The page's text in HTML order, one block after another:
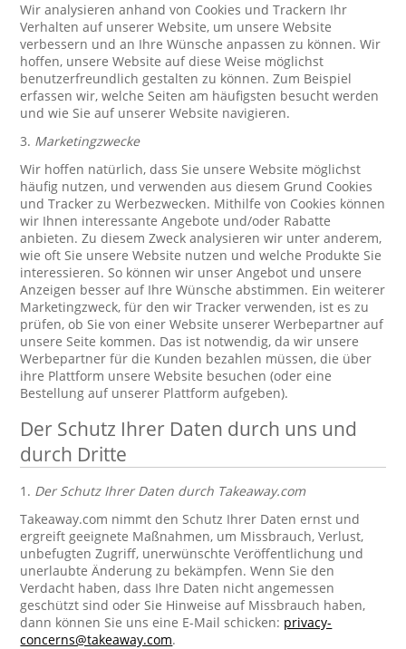
Wir analysieren anhand von Cookies und Trackern Ihr
Verhalten auf unserer Website, um unsere Website
verbessern und an Ihre Wünsche anpassen zu können. Wir
hoffen, unsere Website auf diese Weise möglichst
benutzerfreundlich gestalten zu können. Zum Beispiel
erfassen wir, welche Seiten am häufigsten besucht werden
und wie Sie auf unserer Website navigieren.
3. Marketingzwecke
Wir hoffen natürlich, dass Sie unsere Website möglichst
häufig nutzen, und verwenden aus diesem Grund Cookies
und Tracker zu Werbezwecken. Mithilfe von Cookies können
wir Ihnen interessante Angebote und/oder Rabatte
anbieten. Zu diesem Zweck analysieren wir unter anderem,
wie oft Sie unsere Website nutzen und welche Produkte Sie
interessieren. So können wir unser Angebot und unsere
Anzeigen besser auf Ihre Wünsche abstimmen. Ein weiterer
Marketingzweck, für den wir Tracker verwenden, ist es zu
prüfen, ob Sie von einer Website unserer Werbepartner auf
unsere Seite kommen. Das ist notwendig, da wir unsere
Werbepartner für die Kunden bezahlen müssen, die über
ihre Plattform unsere Website besuchen (oder eine
Bestellung auf unserer Plattform aufgeben).
Der Schutz Ihrer Daten durch uns und
durch Dritte
1. Der Schutz Ihrer Daten durch Takeaway.com
Takeaway.com nimmt den Schutz Ihrer Daten ernst und
ergreift geeignete Maßnahmen, um Missbrauch, Verlust,
unbefugten Zugriff, unerwünschte Veröffentlichung und
unerlaubte Änderung zu bekämpfen. Wenn Sie den
Verdacht haben, dass Ihre Daten nicht angemessen
geschützt sind oder Sie Hinweise auf Missbrauch haben,
dann können Sie uns eine E-Mail schicken: privacy-
concerns@takeaway.com.